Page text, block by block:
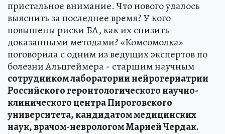
пристальное внимание. Что нового удалось
выяснить за последнее время? У кого
повышены риски БА, как их снизить
доказанными методами? «Комсомолка»
поговорила с одним из ведущих экспертов по
болезни Альцгеймера - старшим научным
сотрудником лаборатории нейрогериатрии
Российского геронтологического научно-
клинического центра Пироговского
университета, кандидатом медицинских
наук, врачом-неврологом Марией Чердак.